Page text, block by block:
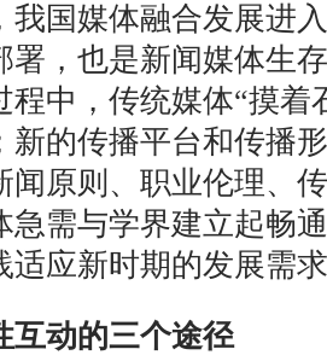
我国媒体融合发展进
署，也是新闻媒体生
程中，传统媒体“摸着
新的传播平台和传播
闻原则、职业伦理、
急需与学界建立起畅
适应新时期的发展需
动的三个途径